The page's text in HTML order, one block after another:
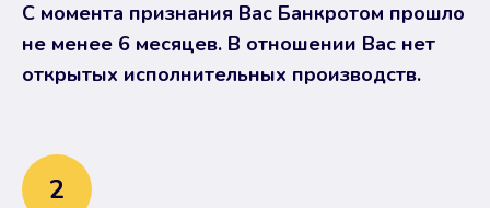
С момента признания Вас Банкротом прошло
не менее 6 месяцев. В отношении Вас нет
открытых исполнительных производств.
2